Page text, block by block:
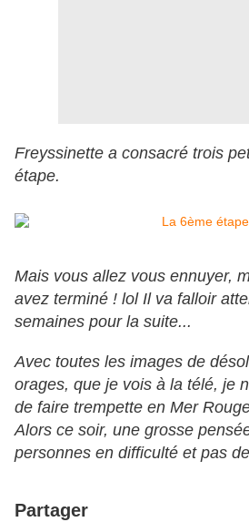
Freyssinette a consacré trois
étape.
Mais vous allez vous ennuyer,
avez terminé ! lol Il va falloir
semaines pour la suite...
Avec toutes les images de
orages, que je vois à la télé, je
de faire trempette en Mer
Alors ce soir, une grosse
personnes en difficulté et pas
Partager